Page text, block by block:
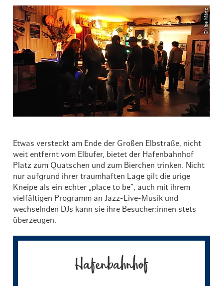
© Ilse Mänz
Etwas versteckt am Ende der Großen Elbstraße, nicht
weit entfernt vom Elbufer, bietet der Hafenbahnhof
Platz zum Quatschen und zum Bierchen trinken. Nicht
nur aufgrund ihrer traumhaften Lage gilt die urige
Kneipe als ein echter „place to be“, auch mit ihrem
vielfältigen Programm an Jazz-Live-Musik und
wechselnden DJs kann sie ihre Besucher:innen stets
überzeugen.
Hafenbahnhof